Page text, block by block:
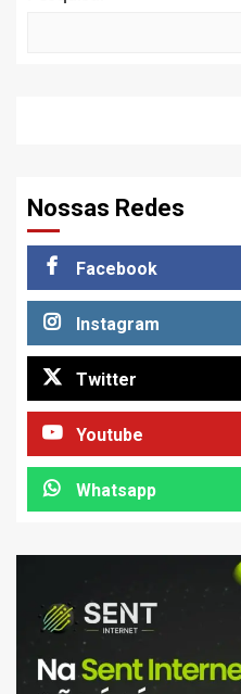
Nossas Redes
Facebook
Instagram
Twitter
Youtube
Whatsapp